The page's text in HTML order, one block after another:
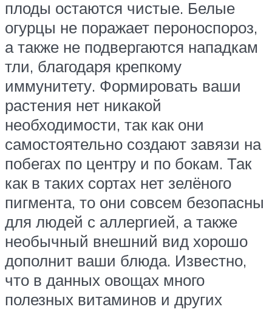
плоды остаются чистые. Белые
огурцы не поражает пероноспороз,
а также не подвергаются нападкам
тли, благодаря крепкому
иммунитету. Формировать ваши
растения нет никакой
необходимости, так как они
самостоятельно создают завязи на
побегах по центру и по бокам. Так
как в таких сортах нет зелёного
пигмента, то они совсем безопасны
для людей с аллергией, а также
необычный внешний вид хорошо
дополнит ваши блюда. Известно,
что в данных овощах много
полезных витаминов и других